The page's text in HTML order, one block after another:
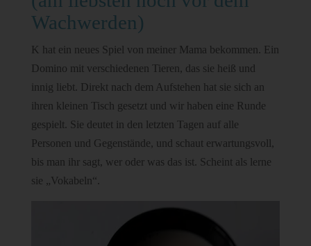
Wachwerden)
K hat ein neues Spiel von meiner Mama bekommen. Ein
Domino mit verschiedenen Tieren, das sie heiß und
innig liebt. Direkt nach dem Aufstehen hat sie sich an
ihren kleinen Tisch gesetzt und wir haben eine Runde
gespielt. Sie deutet in den letzten Tagen auf alle
Personen und Gegenstände, und schaut erwartungsvoll,
bis man ihr sagt, wer oder was das ist. Scheint als lerne
sie „Vokabeln“.